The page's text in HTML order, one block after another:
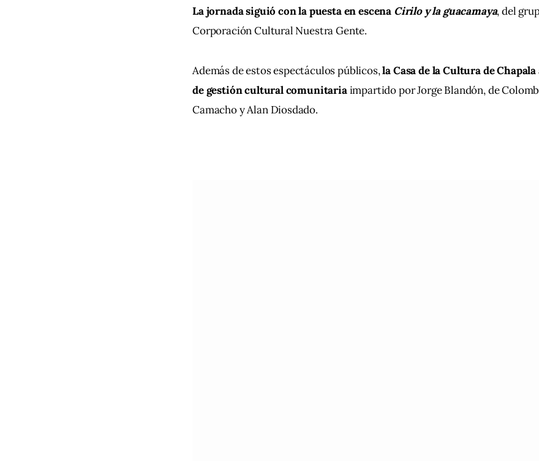
La jornada siguió con la puesta en escena Cirilo y la guacamaya, del
Corporación Cultural Nuestra Gente.
Además de estos espectáculos públicos, la Casa de la Cultura de
de gestión cultural comunitaria impartido por Jorge Blandón, de
Camacho y Alan Diosdado.